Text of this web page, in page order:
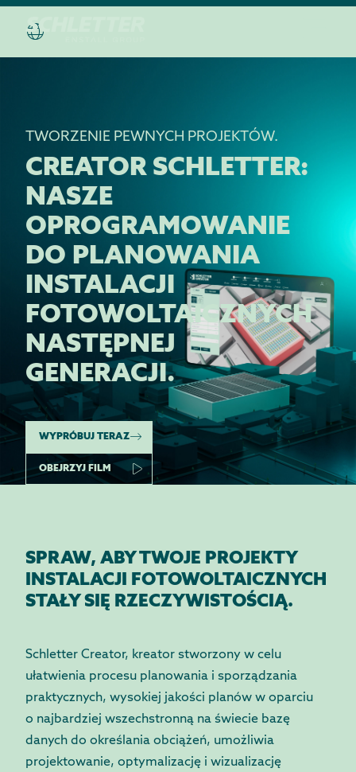
TWORZENIE PEWNYCH PROJEKTÓW.
CREATOR SCHLETTER:
NASZE
OPROGRAMOWANIE
DO PLANOWANIA
INSTALACJI
FOTOWOLTAICZNYCH
NASTĘPNEJ
GENERACJI.
WYPRÓBUJ TERAZ
OBEJRZYJ FILM
SPRAW, ABY TWOJE PROJEKTY
INSTALACJI FOTOWOLTAICZNYCH
STAŁY SIĘ RZECZYWISTOŚCIĄ.
Schletter Creator, kreator stworzony w celu
ułatwienia procesu planowania i sporządzania
praktycznych, wysokiej jakości planów w oparciu
o najbardziej wszechstronną na świecie bazę
danych do określania obciążeń, umożliwia
projektowanie, optymalizację i wizualizację